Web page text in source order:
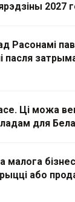
2027
Расонамі
пасля
Ці можа
для
малога
або